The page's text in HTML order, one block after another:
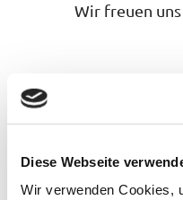
Diese Webseite
Wir verwenden Cookies,
Wir freuen
Ich möchte mich